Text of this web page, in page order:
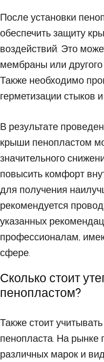
После установки
обеспечить защиту
воздействий. Это
мембраны или
Также необходимо
герметизации стыков
В результате
крыши пенопластом
значительного
повысить комфорт
для получения
рекомендуется
указанных
профессионалам,
сфере.
Сколько стоит
пенопластом?
Также стоит
пенопласта. На рынке
различных марок и